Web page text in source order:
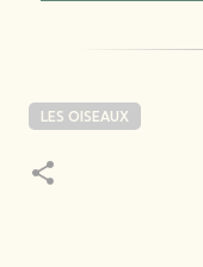
LES OISEAUX